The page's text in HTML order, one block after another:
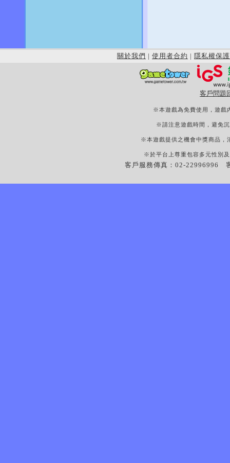
關於我們 | 使用者合約 | 隱私權保護
客戶問題
※本遊戲為免費使用，遊戲
※請注意遊戲時間，避免
※本遊戲提供之機會中獎商品，
※於平台上尊重包容多元性別
客戶服務傳真：02-22996996